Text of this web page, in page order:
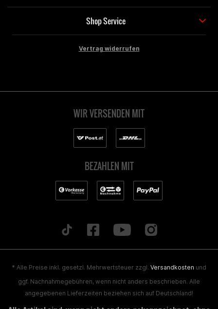
Shop Service
Vertrag widerrufen
WIR VERSENDEN MIT
BEZAHLEN MIT
* Alle Preise inkl. gesetzl. Mehrwertsteuer zzgl. Versandkosten und
ggf. Nachnahmegebühren, wenn nicht anders beschrieben. Alle
angegebenen Lieferzeiten beziehen sich auf Deutschland!